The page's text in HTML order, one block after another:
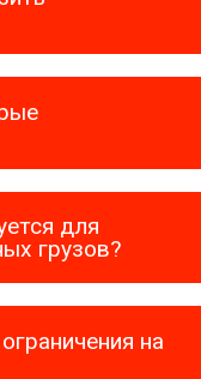
для
грузов?
на